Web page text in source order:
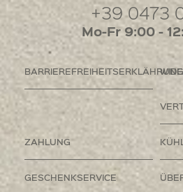
+39 0473
Mo-Fr 9:00 -
BARRIEREFREIHEITSERKLÄHRUNG
ZAHLUNG
GESCHENKSERVICE